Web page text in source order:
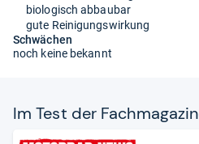
biologisch abbaubar
gute Reinigungswirkung
Schwächen
noch keine bekannt
Im Test der